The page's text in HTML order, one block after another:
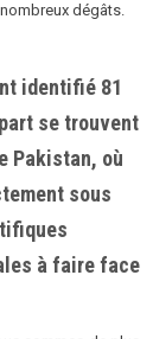
dégâts.
identifié 81
se trouvent
Pakistan, où
sous
à faire face